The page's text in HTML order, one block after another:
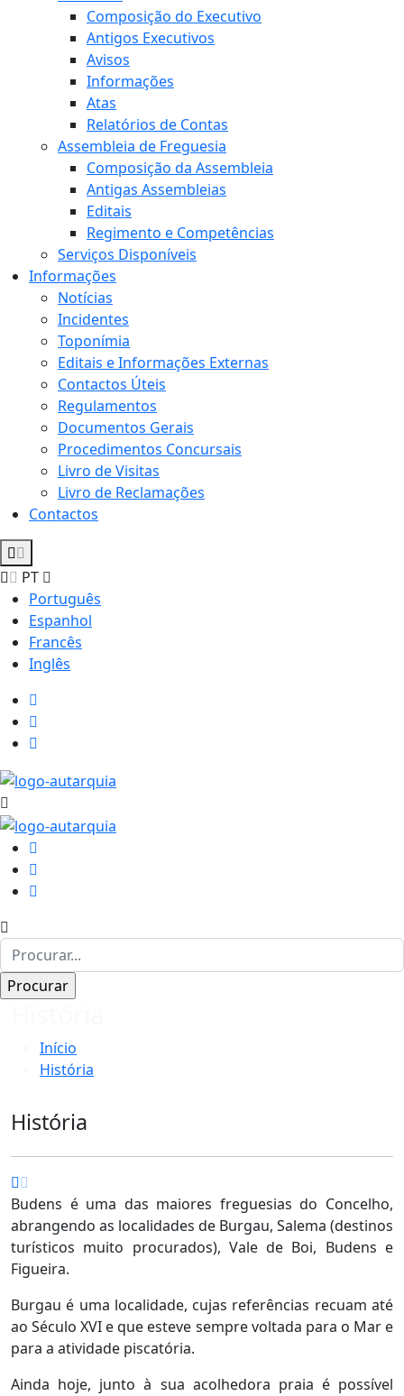
Composição do Executivo
Antigos Executivos
Avisos
Informações
Atas
Relatórios de Contas
Assembleia de Freguesia
Composição da Assembleia
Antigas Assembleias
Editais
Regimento e Competências
Serviços Disponíveis
Informações
Notícias
Incidentes
Toponímia
Editais e Informações Externas
Contactos Úteis
Regulamentos
Documentos Gerais
Procedimentos Concursais
Livro de Visitas
Livro de Reclamações
Contactos
PT
Português
Espanhol
Francês
Inglês
Início
História
História
Budens é uma das maiores freguesias do Concelho,
abrangendo as localidades de Burgau, Salema (destinos
turísticos muito procurados), Vale de Boi, Budens e
Figueira.
Burgau é uma localidade, cujas referências recuam até
ao Século XVI e que esteve sempre voltada para o Mar e
para a atividade piscatória.
Ainda hoje, junto à sua acolhedora praia é possível